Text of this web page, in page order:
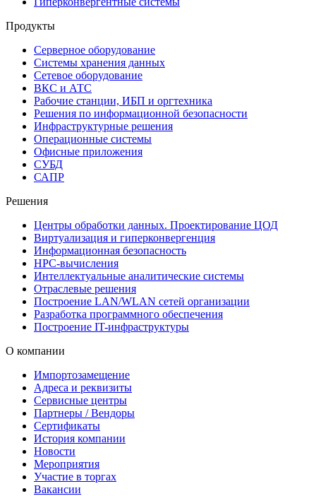
Продукты
Серверное оборудование
Системы хранения данных
Сетевое оборудование
ВКС и АТС
Рабочие станции, ИБП и оргтехника
Решения по информационной безопасности
Инфраструктурные решения
Операционные системы
Офисные приложения
СУБД
САПР
Решения
Центры обработки данных. Проектирование ЦОД
Виртуализация и гиперконвергенция
Информационная безопасность
HPC-вычисления
Интеллектуальные аналитические системы
Отраслевые решения
Построение LAN/WLAN сетей организации
Разработка программного обеспечения
Построение IT-инфраструктуры
О компании
Импортозамещение
Адреса и реквизиты
Сервисные центры
Партнеры / Вендоры
Сертификаты
История компании
Новости
Мероприятия
Участие в торгах
Вакансии